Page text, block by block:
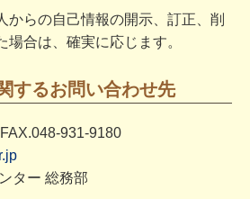
からの自己情報の開示、訂正、削
場合は、確実に応じます。
するお問い合わせ先
931-9180
ター 総務部